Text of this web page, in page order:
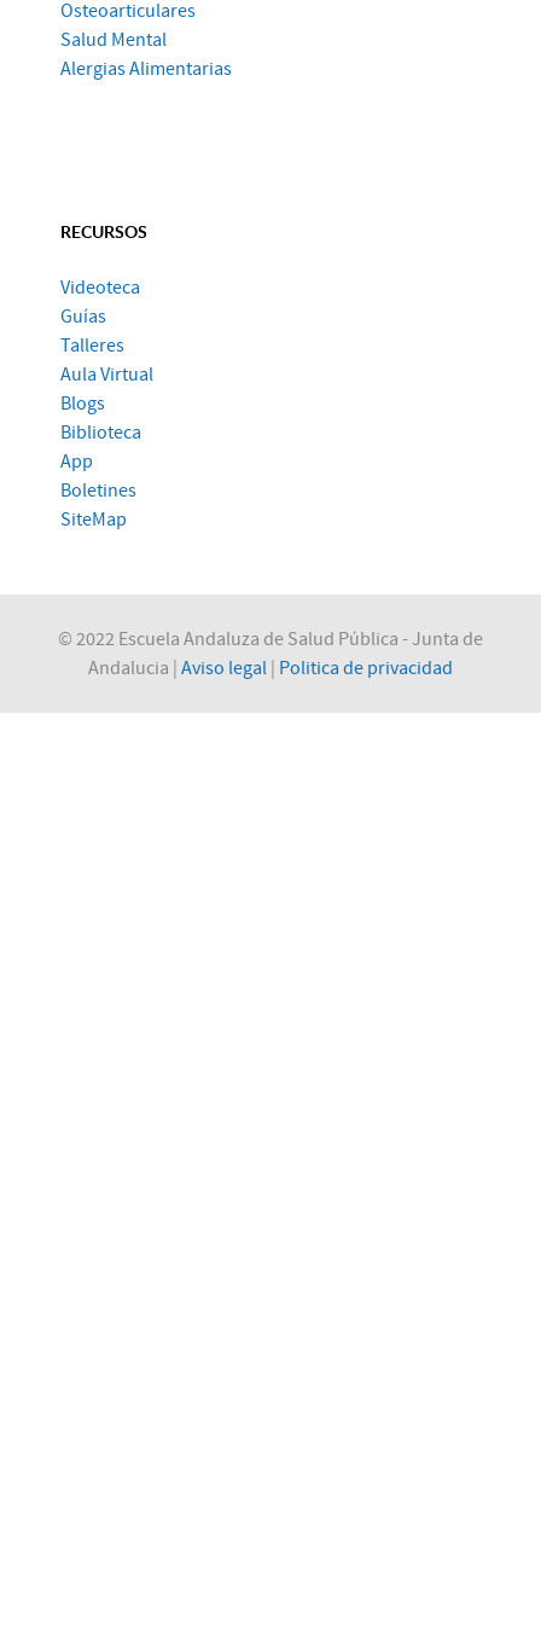
Osteoarticulares
Salud Mental
Alergias Alimentarias
RECURSOS
Videoteca
Guías
Talleres
Aula Virtual
Blogs
Biblioteca
App
Boletines
SiteMap
© 2022 Escuela Andaluza de Salud Pública - Junta de
Andalucia | Aviso legal Politica de privacidad